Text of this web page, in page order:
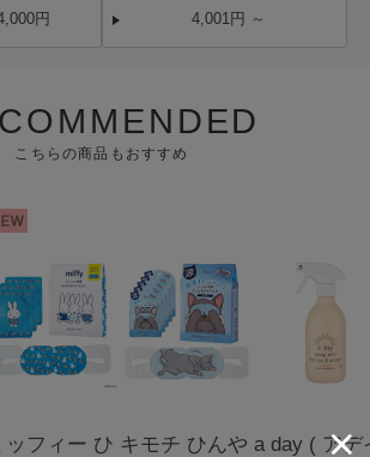
円 4,001円 ～
こちらの商品もおすすめ
ッフィー ひ キモチ ひんや a day ( アデ